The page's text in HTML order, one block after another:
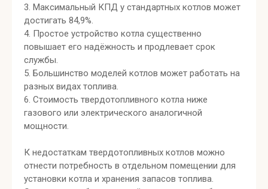
3. Максимальный КПД у стандартных котлов может
достигать 84,9%.
4. Простое устройство котла существенно
повышает его надёжность и продлевает срок
службы.
5. Большинство моделей котлов может работать на
разных видах топлива.
6. Стоимость твердотопливного котла ниже
газового или электрического аналогичной
мощности.
К недостаткам твердотопливных котлов можно
отнести потребность в отдельном помещении для
установки котла и хранения запасов топлива.